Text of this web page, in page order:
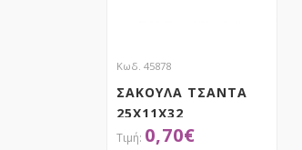
Κωδ. 45878
ΣΑΚΟΥΛΑ ΤΣΑΝΤΑ
25Χ11Χ32
0,70€